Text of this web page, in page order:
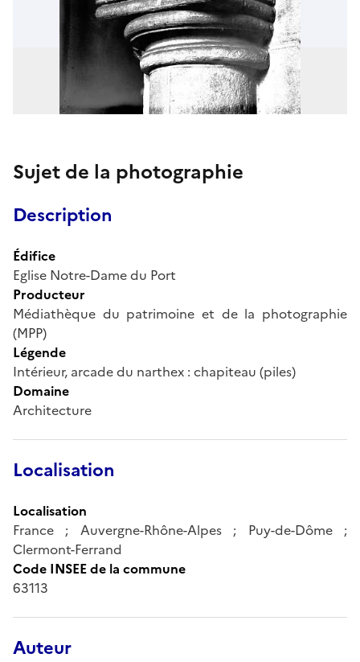
Sujet de la photographie
Description
Édifice
Eglise Notre-Dame du Port
Producteur
Médiathèque du patrimoine et de la photographie
(MPP)
Légende
Intérieur, arcade du narthex : chapiteau (piles)
Domaine
Architecture
Localisation
Localisation
France ; Auvergne-Rhône-Alpes ; Puy-de-Dôme ;
Clermont-Ferrand
Code INSEE de la commune
63113
Auteur